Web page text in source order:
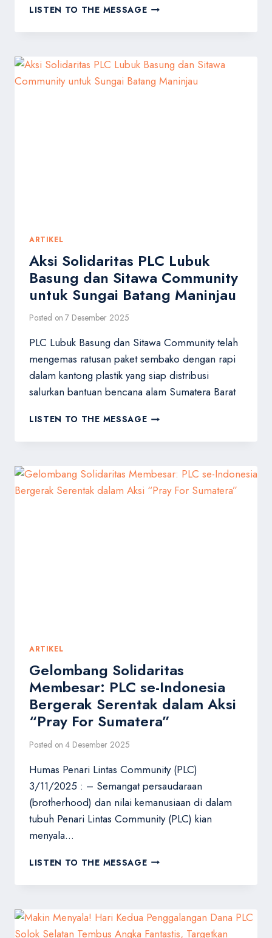
LISTEN TO THE MESSAGEMENEMBUS
HUJAN
SIBOLGA
PARTISIPASI
MILITAN
ARTIKEL
Aksi Solidaritas PLC Lubuk
Basung dan Sitawa Community
untuk Sungai Batang Maninjau
Posted on 7 Desember 2025
PLC Lubuk Basung dan Sitawa Community telah
mengemas ratusan paket sembako dengan rapi
dalam kantong plastik yang siap distribusi
salurkan bantuan bencana alam Sumatera Barat
LISTEN TO THE MESSAGEAKSI
PLC
BASUNG
DAN
SITAWA
ARTIKEL
Gelombang Solidaritas
Membesar: PLC se-Indonesia
Bergerak Serentak dalam Aksi
“Pray For Sumatera”
Posted on 4 Desember 2025
Humas Penari Lintas Community (PLC)
3/11/2025 : – Semangat persaudaraan
(brotherhood) dan nilai kemanusiaan di dalam
tubuh Penari Lintas Community (PLC) kian
menyala…
LISTEN TO THE MESSAGEGELOMBANG
MEMBESAR:
INDONESIA